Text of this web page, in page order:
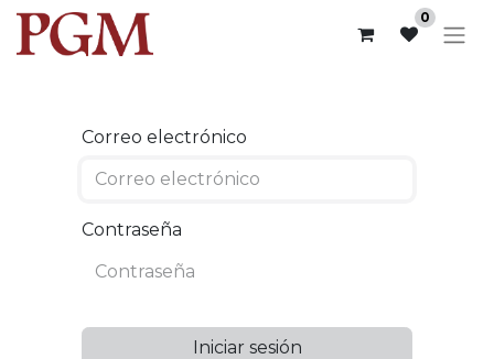
0
Correo electrónico
Contraseña
Iniciar sesión